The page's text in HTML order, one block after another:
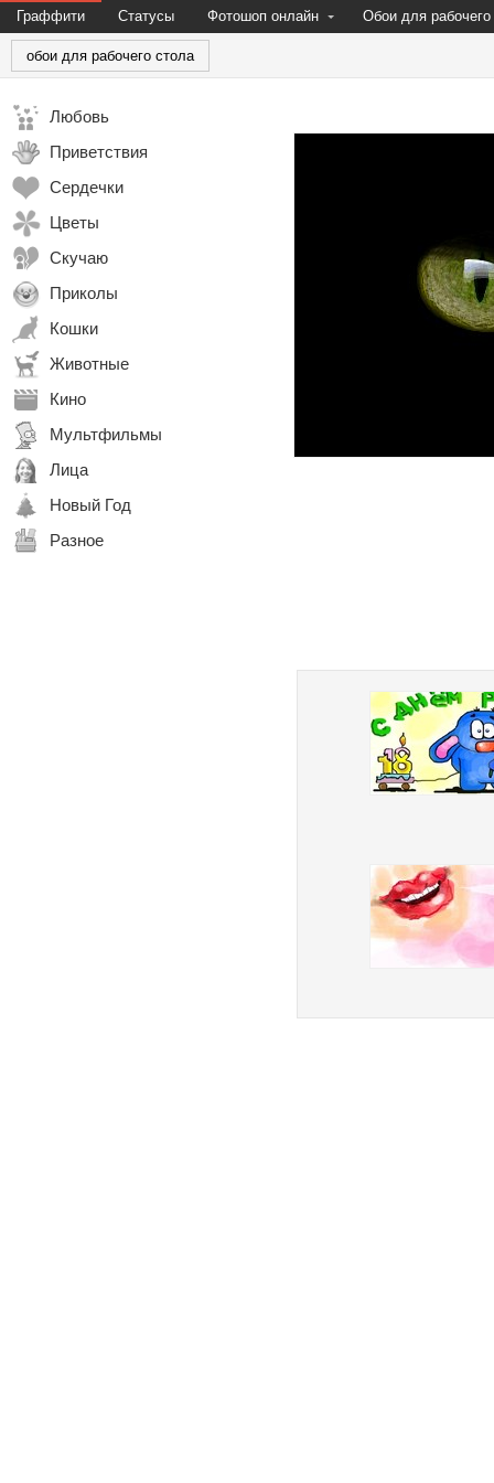
Граффити Статусы Фотошоп онлайн Обои для рабочего
обои для рабочего стола
Любовь
Приветствия
Сердечки
Цветы
Скучаю
Приколы
Кошки
Животные
Кино
Мультфильмы
Лица
Новый Год
Разное